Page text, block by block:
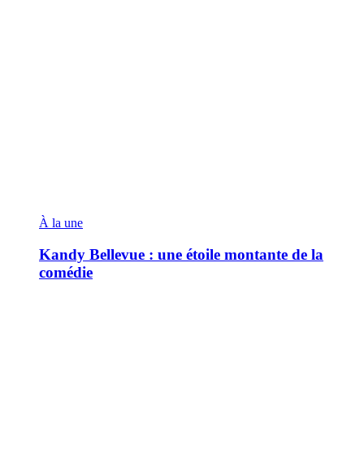
À la une
Kandy Bellevue : une étoile montante de la
comédie